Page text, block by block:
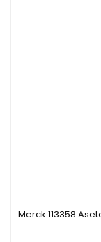
Merck 113358